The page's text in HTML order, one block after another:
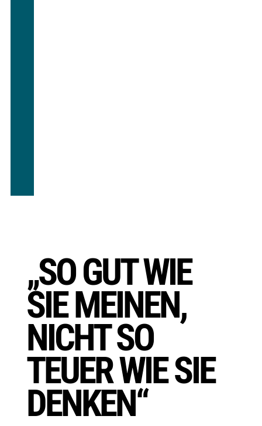
„SO GUT WIE
SIE MEINEN,
NICHT SO
TEUER WIE SIE
DENKEN“